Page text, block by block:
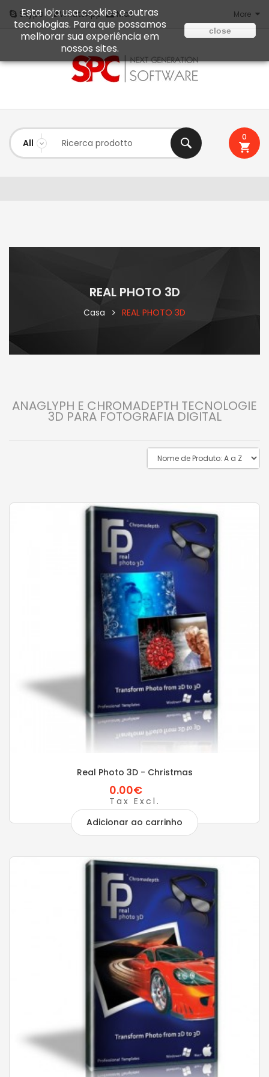
Skype WhatsApp Mail More
0
REAL PHOTO 3D
Casa REAL PHOTO 3D
ANAGLYPH E CHROMADEPTH TECNOLOGIE
3D PARA FOTOGRAFIA DIGITAL
Real Photo 3D - Christmas
0.00€
Tax Excl.
Adicionar ao carrinho
Esta loja usa cookies e outras
tecnologias. Para que possamos
melhorar sua experiência em
nossos sites.
close